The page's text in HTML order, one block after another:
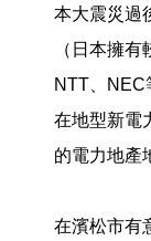
本大震災過
（日本擁
NTT、NEC
在地型新電
的電力地產
在濱松市有